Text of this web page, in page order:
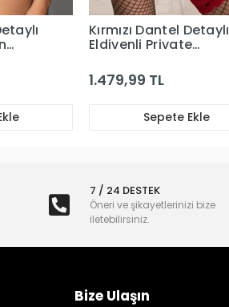
Kırmızı Dantel Detaylı
Eldivenli Private
1.479,99 TL
Sepete Ekle
7 / 24 DESTEK
Öneri ve şikayetlerinizi bize
iletebilirsiniz.
Bize Ulaşın